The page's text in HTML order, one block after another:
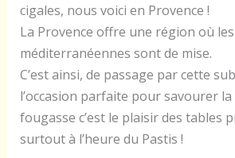
cigales, nous voici en Provence !
La Provence offre une région où
méditerranéennes sont de mise.
C’est ainsi, de passage par cette
l’occasion parfaite pour savourer
fougasse c’est le plaisir des tables
surtout à l’heure du Pastis !